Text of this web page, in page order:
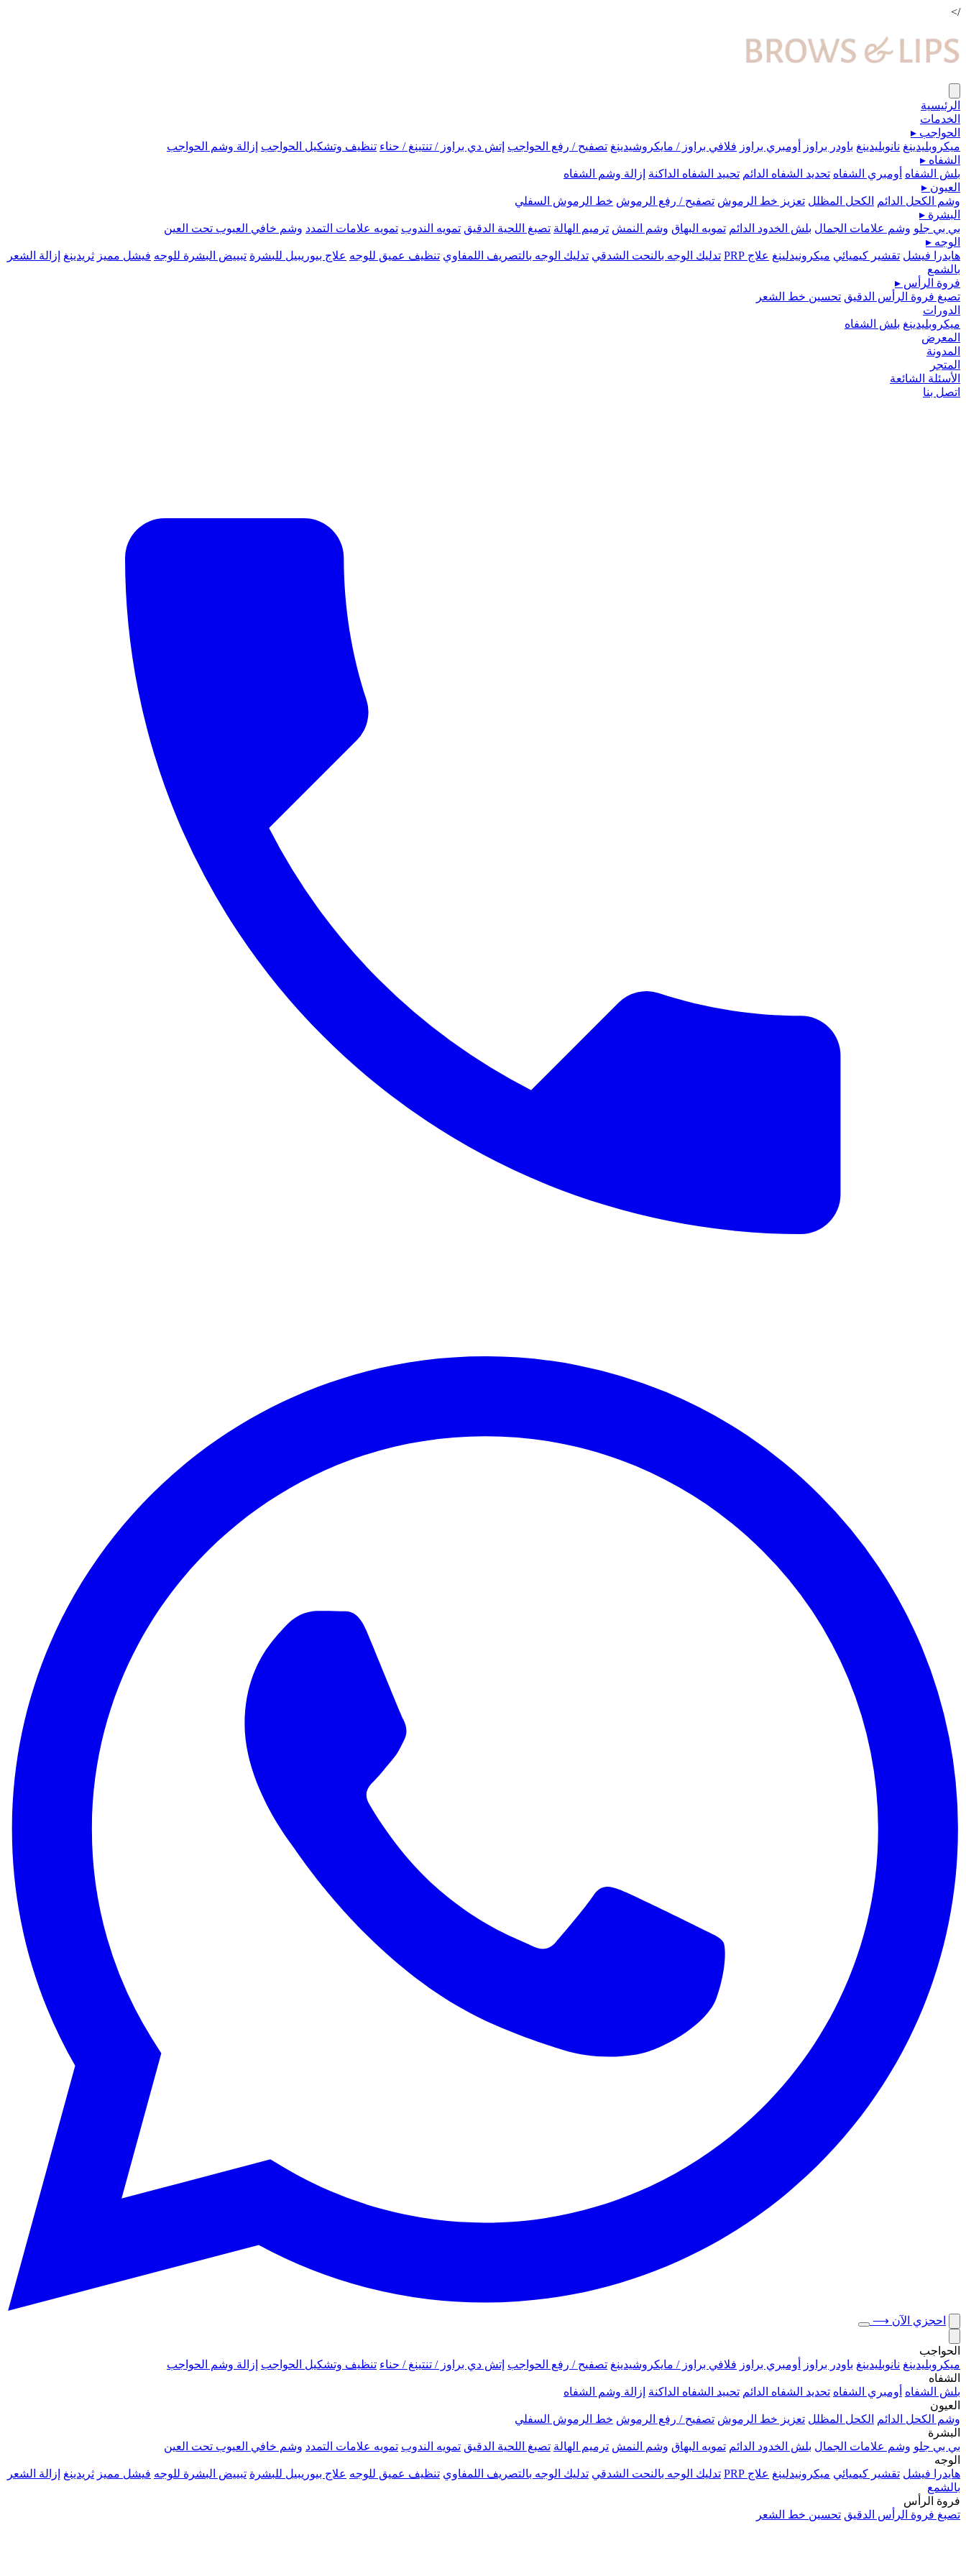
/>
الرئيسية
الخدمات
الحواجب ▸
ميكروبلیدينغ نانوبليدينغ باودر براوز أومبري براوز فلافي براوز / مايكروشيدينغ تصفيح / رفع الحواجب إتش دي براوز / تنتينغ / حناء تنظيف وتشكيل الحواجب إزالة وشم الحواجب
الشفاه ▸
بلش الشفاه أومبري الشفاه تحديد الشفاه الدائم تحييد الشفاه الداكنة إزالة وشم الشفاه
العيون ▸
وشم الكحل الدائم
الكحل المظلل تعزيز خط الرموش تصفيح / رفع الرموش خط الرموش السفلي
البشرة ▸
بي بي جلو وشم علامات الجمال بلش الخدود الدائم تمويه البهاق وشم النمش ترميم الهالة تصبغ اللحية الدقيق تمويه الندوب تمويه علامات التمدد وشم خافي العيوب تحت العين
الوجه ▸
هايدرا فيشل تقشير كيميائي ميكرونيدلينغ علاج PRP تدليك الوجه بالنحت الشدقي تدليك الوجه بالتصريف اللمفاوي تنظيف عميق للوجه علاج بيوريبيل للبشرة تبييض البشرة للوجه فيشل مميز ثريدينغ إزالة الشعر
بالشمع
فروة الرأس ▸
تصبغ فروة الرأس الدقيق تحسين خط الشعر
الدورات
ميكروبلیدينغ بلش الشفاه
المعرض
المدونة
المتجر
الأسئلة الشائعة
اتصل بنا
احجزي الآن ⟶
الحواجب
ميكروبلیدينغ نانوبليدينغ باودر براوز أومبري براوز فلافي براوز / مايكروشيدينغ تصفيح / رفع الحواجب إتش دي براوز / تنتينغ / حناء تنظيف وتشكيل الحواجب إزالة وشم الحواجب
الشفاه
بلش الشفاه أومبري الشفاه تحديد الشفاه الدائم تحييد الشفاه الداكنة إزالة وشم الشفاه
العيون
وشم الكحل الدائم
الكحل المظلل تعزيز خط الرموش تصفيح / رفع الرموش خط الرموش السفلي
البشرة
بي بي جلو وشم علامات الجمال بلش الخدود الدائم تمويه البهاق وشم النمش ترميم الهالة تصبغ اللحية الدقيق تمويه الندوب تمويه علامات التمدد وشم خافي العيوب تحت العين
الوجه
هايدرا فيشل تقشير كيميائي ميكرونيدلينغ علاج PRP تدليك الوجه بالنحت الشدقي تدليك الوجه بالتصريف اللمفاوي تنظيف عميق للوجه علاج بيوريبيل للبشرة تبييض البشرة للوجه فيشل مميز ثريدينغ إزالة الشعر
بالشمع
فروة الرأس
تصبغ فروة الرأس الدقيق تحسين خط الشعر